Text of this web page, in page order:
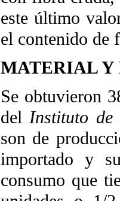
este último
el contenido de
MATERIAL Y
Se obtuvieron
delInstituto de
son de
importado y
consumo que